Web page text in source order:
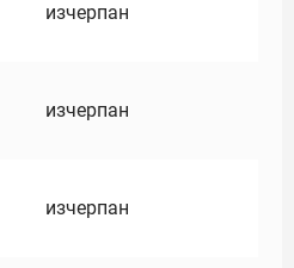
изчерпан
изчерпан
изчерпан